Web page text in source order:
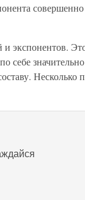
совершенно
и экспонентов.
себе значительно
Несколько